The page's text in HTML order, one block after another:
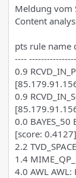
Meldung vom
Content
pts rule name
----
0.9
0.9
0.0
[score: 0.4127]
2.2
1.4
4.0 AWL